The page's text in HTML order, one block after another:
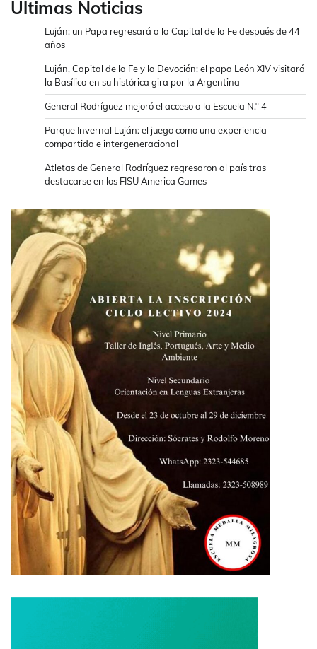
Ultimas Noticias
Luján: un Papa regresará a la Capital de la Fe después de 44
años
Luján, Capital de la Fe y la Devoción: el papa León XIV visitará
la Basílica en su histórica gira por la Argentina
General Rodríguez mejoró el acceso a la Escuela N.° 4
Parque Invernal Luján: el juego como una experiencia
compartida e intergeneracional
Atletas de General Rodríguez regresaron al país tras
destacarse en los FISU America Games